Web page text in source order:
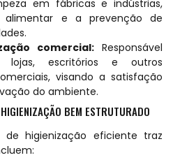
em fábricas e indústrias,
alimentar e a prevenção de
comercial: Responsável
escritórios e outros
visando a satisfação
do ambiente.
BEM ESTRUTURADO
higienização eficiente traz